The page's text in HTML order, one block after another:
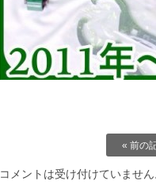
« 前の
コメントは受け付けていませ